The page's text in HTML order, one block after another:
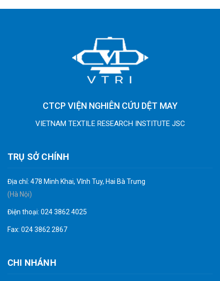
CTCP VIỆN NGHIÊN CỨU DỆT MAY
VIETNAM TEXTILE RESEARCH INSTITUTE JSC
TRỤ SỞ CHÍNH
Địa chỉ: 478 Minh Khai, Vĩnh Tuy, Hai Bà Trưng
(Hà Nội)
Điện thoại: 024 3862 4025
Fax: 024 3862 2867
CHI NHÁNH